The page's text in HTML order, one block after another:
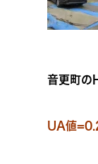
音更町の
UA値